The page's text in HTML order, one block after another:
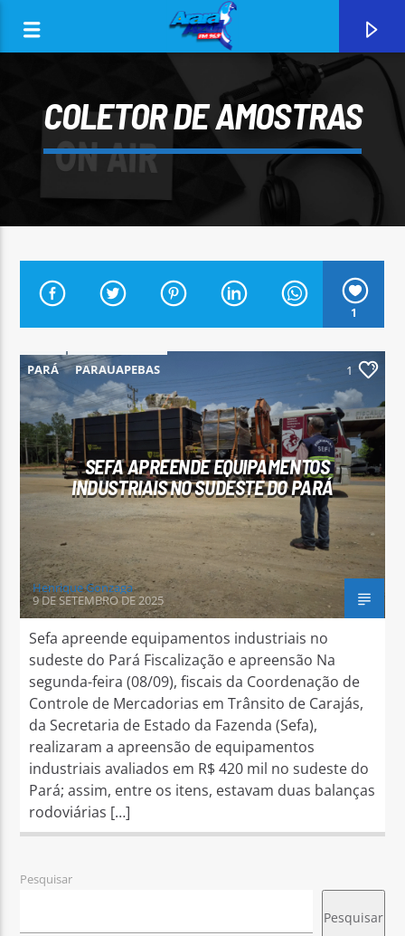
ARARA AZUL FM 96,9
Arara Azul FM
COLETOR DE AMOSTRAS
1
PARÁ PARAUAPEBAS 1
SEFA APREENDE EQUIPAMENTOS
INDUSTRIAIS NO SUDESTE DO PARÁ
Henrique Gonzaga
9 DE SETEMBRO DE 2025
Sefa apreende equipamentos industriais no
sudeste do Pará Fiscalização e apreensão Na
segunda-feira (08/09), fiscais da Coordenação de
Controle de Mercadorias em Trânsito de Carajás,
da Secretaria de Estado da Fazenda (Sefa),
realizaram a apreensão de equipamentos
industriais avaliados em R$ 420 mil no sudeste do
Pará; assim, entre os itens, estavam duas balanças
rodoviárias […]
Pesquisar
Pesquisar